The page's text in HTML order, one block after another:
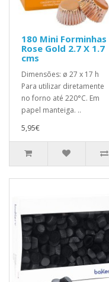
180 Mini Forminhas
Rose Gold 2.7 X 1.7
cms
Dimensões: ø 27 x 17 h
Para utilizar diretamente
no forno até 220°C. Em
papel manteiga. ..
5,95€